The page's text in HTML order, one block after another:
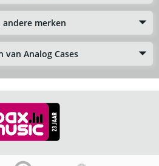
merken
Analog Cases